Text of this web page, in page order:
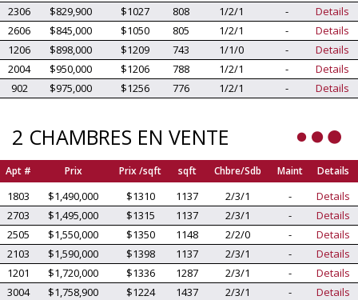
2306
$829,900 $1027 808 1/2/1 -
Details
2606
$845,000 $1050 805 1/2/1 -
Details
1206
$898,000 $1209 743 1/1/0 -
Details
2004
$950,000 $1206 788 1/2/1 -
Details
902
$975,000 $1256 776 1/2/1 - Details
2 CHAMBRES EN VENTE
Apt # Prix Prix /sqft sqft Chbre/Sdb Maint Details
1803 $1,490,000 $1310 1137 2/3/1 -
Details
2703
$1,495,000 $1315 1137 2/3/1 -
Details
2505
$1,550,000 $1350 1148 2/2/0 -
Details
2103
$1,590,000 $1398 1137 2/3/1 -
Details
1201
$1,720,000 $1336 1287 2/3/1 -
Details
3004
$1,758,900 $1224 1437 2/3/1 -
Details